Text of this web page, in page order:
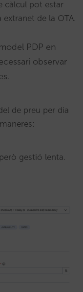
càlcul pot estar
de la OTA.
PDP en
observar
de preu per dia
gestió lenta.